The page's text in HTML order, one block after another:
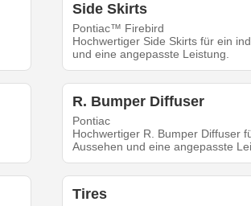
Side Skirts
Pontiac™ Firebird
Hochwertiger Side Skirts für ein
und eine angepasste Leistung.
R. Bumper Diffuser
Pontiac
Hochwertiger R. Bumper Diffuser
Aussehen und eine angepasste
Tires